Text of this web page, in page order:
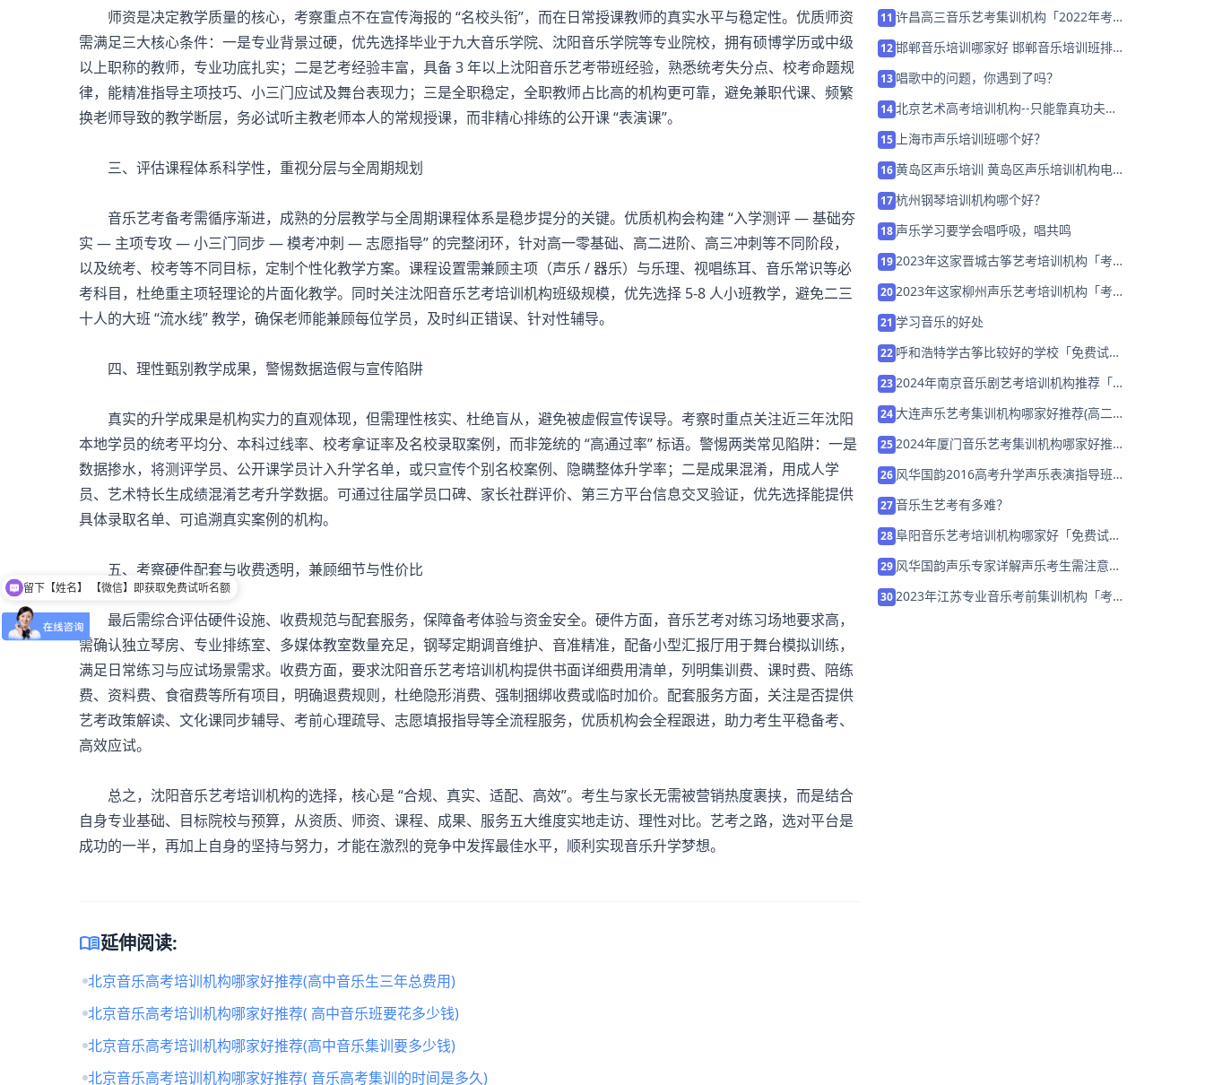
师资是决定教学质量的核心，考察重点不在宣传海报的 “名校头衔”，而在日常授课教师的真实水平与稳定性。优质师资
需满足三大核心条件：一是专业背景过硬，优先选择毕业于九大音乐学院、沈阳音乐学院等专业院校，拥有硕博学历或中级
以上职称的教师，专业功底扎实；二是艺考经验丰富，具备 3 年以上沈阳音乐艺考带班经验，熟悉统考失分点、校考命题规
律，能精准指导主项技巧、小三门应试及舞台表现力；三是全职稳定，全职教师占比高的机构更可靠，避免兼职代课、频繁
换老师导致的教学断层，务必试听主教老师本人的常规授课，而非精心排练的公开课 “表演课”。
三、评估课程体系科学性，重视分层与全周期规划
音乐艺考备考需循序渐进，成熟的分层教学与全周期课程体系是稳步提分的关键。优质机构会构建 “入学测评 — 基础夯
实 — 主项专攻 — 小三门同步 — 模考冲刺 — 志愿指导” 的完整闭环，针对高一零基础、高二进阶、高三冲刺等不同阶段，
以及统考、校考等不同目标，定制个性化教学方案。课程设置需兼顾主项（声乐 / 器乐）与乐理、视唱练耳、音乐常识等必
考科目，杜绝重主项轻理论的片面化教学。同时关注沈阳音乐艺考培训机构班级规模，优先选择 5-8 人小班教学，避免二三
十人的大班 “流水线” 教学，确保老师能兼顾每位学员，及时纠正错误、针对性辅导。
四、理性甄别教学成果，警惕数据造假与宣传陷阱
真实的升学成果是机构实力的直观体现，但需理性核实、杜绝盲从，避免被虚假宣传误导。考察时重点关注近三年沈阳
本地学员的统考平均分、本科过线率、校考拿证率及名校录取案例，而非笼统的 “高通过率” 标语。警惕两类常见陷阱：一是
数据掺水，将测评学员、公开课学员计入升学名单，或只宣传个别名校案例、隐瞒整体升学率；二是成果混淆，用成人学
员、艺术特长生成绩混淆艺考升学数据。可通过往届学员口碑、家长社群评价、第三方平台信息交叉验证，优先选择能提供
具体录取名单、可追溯真实案例的机构。
五、考察硬件配套与收费透明，兼顾细节与性价比
最后需综合评估硬件设施、收费规范与配套服务，保障备考体验与资金安全。硬件方面，音乐艺考对练习场地要求高，
需确认独立琴房、专业排练室、多媒体教室数量充足，钢琴定期调音维护、音准精准，配备小型汇报厅用于舞台模拟训练，
满足日常练习与应试场景需求。收费方面，要求沈阳音乐艺考培训机构提供书面详细费用清单，列明集训费、课时费、陪练
费、资料费、食宿费等所有项目，明确退费规则，杜绝隐形消费、强制捆绑收费或临时加价。配套服务方面，关注是否提供
艺考政策解读、文化课同步辅导、考前心理疏导、志愿填报指导等全流程服务，优质机构会全程跟进，助力考生平稳备考、
高效应试。
总之，沈阳音乐艺考培训机构的选择，核心是 “合规、真实、适配、高效”。考生与家长无需被营销热度裹挟，而是结合
自身专业基础、目标院校与预算，从资质、师资、课程、成果、服务五大维度实地走访、理性对比。艺考之路，选对平台是
成功的一半，再加上自身的坚持与努力，才能在激烈的竞争中发挥最佳水平，顺利实现音乐升学梦想。
menu_book延伸阅读:
北京音乐高考培训机构哪家好推荐(高中音乐生三年总费用)
北京音乐高考培训机构哪家好推荐( 高中音乐班要花多少钱)
北京音乐高考培训机构哪家好推荐(高中音乐集训要多少钱)
北京音乐高考培训机构哪家好推荐( 音乐高考集训的时间是多久)
11 许昌高三音乐艺考集训机构「2022年考前
12邯郸音乐培训哪家好 邯郸音乐培训班排名
13 唱歌中的问题，你遇到了吗？
14北京艺术高考培训机构--只能靠真功夫取
15 上海市声乐培训班哪个好？
16黄岛区声乐培训 黄岛区声乐培训机构电话
17杭州钢琴培训机构哪个好？
18 声乐学习要学会唱呼吸，唱共鸣
192023年这家晋城古筝艺考培训机构「考前
202023年这家柳州声乐艺考培训机构「考前
21 学习音乐的好处
22 呼和浩特学古筝比较好的学校「免费试
232024年南京音乐剧艺考培训机构推荐「集
24大连声乐艺考集训机构哪家好推荐(高二零
252024年厦门音乐艺考集训机构哪家好推荐
26 风华国韵2016高考升学声乐表演指导班正
27音乐生艺考有多难？
28阜阳音乐艺考培训机构哪家好「免费试
29 风华国韵声乐专家详解声乐考生需注意的
302023年江苏专业音乐考前集训机构「考前
可以介绍下班型吗？
留下【姓名】 【微信】即获取免费试听名额